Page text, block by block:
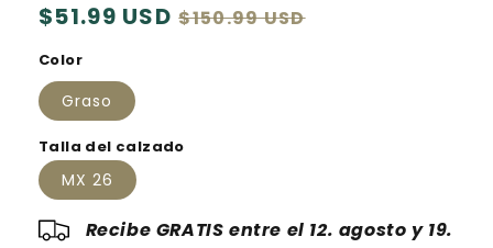
Precio
habitual
$51.99 USD Precio
$150.99 USD
Color
Graso
Talla del calzado
MX 26
Recibe GRATIS entre el 12. agosto y 19.